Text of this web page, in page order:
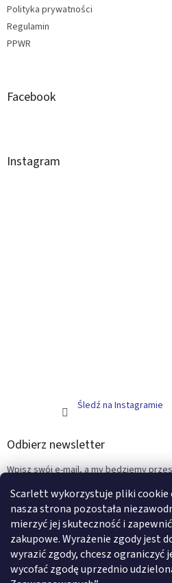
Scarlett wykorzystuje pliki
nasza strona pozostała
mierzyć jej skuteczność i
zakupowe. Wyrażenie zgody jest
wyrazić zgody, chcesz ograniczyć
wycofać zgodę uprzednio
Polityka prywatności
Regulamin
PPWR
Facebook
Instagram
Śledź na Instagramie
Odbierz newsletter
Wpisz swój e-mail, a my będziemy
E-mail
ZALOGUJ SIĘ